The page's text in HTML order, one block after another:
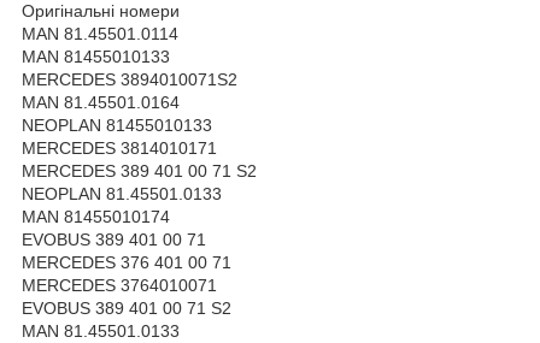
Оригінальні номери
MAN 81.45501.0114
MAN 81455010133
MERCEDES 3894010071S2
MAN 81.45501.0164
NEOPLAN 81455010133
MERCEDES 3814010171
MERCEDES 389 401 00 71 S2
NEOPLAN 81.45501.0133
MAN 81455010174
EVOBUS 389 401 00 71
MERCEDES 376 401 00 71
MERCEDES 3764010071
EVOBUS 389 401 00 71 S2
MAN 81.45501.0133